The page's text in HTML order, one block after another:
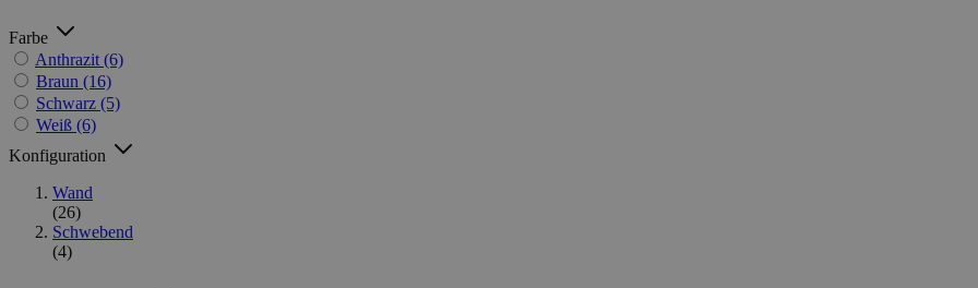
Farbe
Anthrazit (6)
Braun (16)
Schwarz (5)
Weiß (6)
Konfiguration
Wand
(26)
Schwebend
(4)